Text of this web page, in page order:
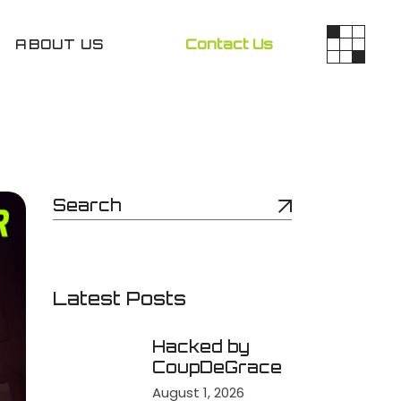
ABOUT US Contact Us
Latest Posts
Hacked by
CoupDeGrace
August 1, 2026